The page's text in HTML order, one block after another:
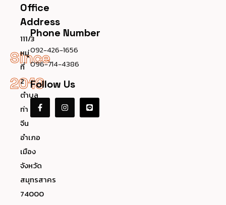
Since
2019
Office
Address
111/3
หมู่
ที่
2
ตำบล
ท่า
จีน
อำเภอ
เมือง
จังหวัด
สมุทรสาคร
74000
Phone Number
092-426-1656
096-714-4386
Follow Us